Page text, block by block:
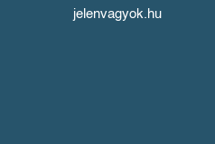
jelenvagyok.hu